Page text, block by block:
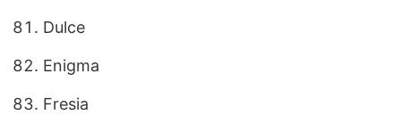
Dulce
Enigma
Fresia